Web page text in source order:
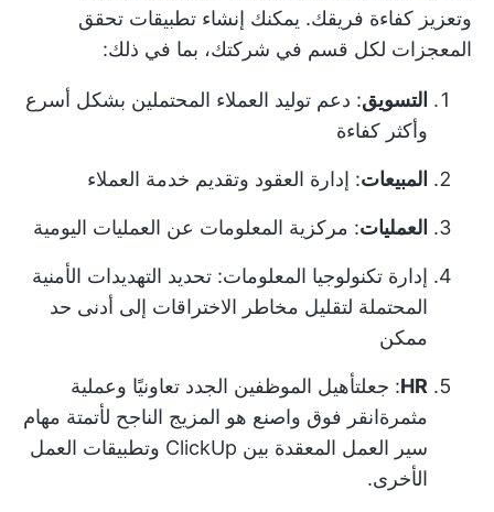
وتعزيز كفاءة فريقك. يمكنك إنشاء تطبيقات تحقق
المعجزات لكل قسم في شركتك، بما في ذلك:
التسويق: دعم توليد العملاء المحتملين بشكل أسرع
وأكثر كفاءة
المبيعات: إدارة العقود وتقديم خدمة العملاء
العمليات: مركزية المعلومات عن العمليات اليومية
إدارة تكنولوجيا المعلومات: تحديد التهديدات الأمنية
المحتملة لتقليل مخاطر الاختراقات إلى أدنى حد
ممكن
HR: جعلتأهيل الموظفين الجدد تعاونيًا وعملية
مثمرةانقر فوق واصنع هو المزيج الناجح لأتمتة مهام
سير العمل المعقدة بين ClickUp وتطبيقات العمل
الأخرى.